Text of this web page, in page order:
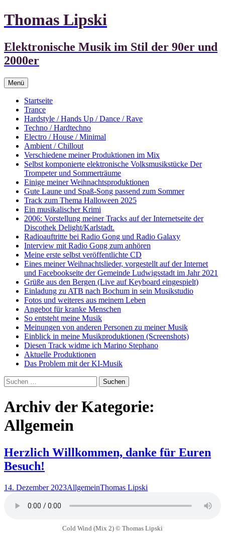
Zum
Inhalt
Thomas Lipski
Elektronische Musik im Stil der 90er und
2000er
Menü
Startseite
Trance
Hardstyle / Hands Up / Dance / Rave
Techno / Hardtechno
Electro / House / Minimal
Ambient / Chillout
Verschiedene meiner Produktionen im Mix
Selbst komponierte elektronische Volksmusikstücke Der
Trompeter und Sommerträume
Einige meiner Weihnachtsproduktionen
Gute Laune und Spaß-Song passend zum Sommer
Track zum Thema Halloween 2025
Ein musikalischer Krimi
2006: Vorstellung meiner Tracks auf der Internetseite der
Discothek Delight/Karlstadt.
Radioauftritte bei Radio Gong und Radio Galaxy
Interview mit Radio Gong zum anhören
Meine erste selbst veröffentlichte CD
Eines meiner Weihnachtslieder, vorgestellt auf der Internet
und Facebookseite der Gemeinde Ludwigsstadt im Jahr 2021
Grüße aus den Bergen (Live auf Keyboard eingespielt)
Einladung zu ATB nach Bochum in sein Musikstudio
Fotos und weiteres aus meinem Leben
Angebot für kranke Menschen
So entsteht meine Musik
Meinungen von anderen Personen zu meiner Musik
Einblick in meine Musikproduktionen (Screenshots)
Diesen Track widme ich Marino Stephano
Aktuelle Produktionen
Das Problem mit der KI-Musik
Suchen
nach:
Archiv der Kategorie:
Allgemein
Herzlich Willkommen, danke für Euren
Besuch!
14. Dezember 2023AllgemeinThomas Lipski
Cold Wind (Mix 2) © Thomas Lipski